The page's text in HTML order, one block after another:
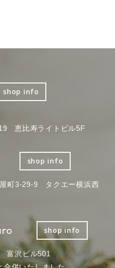
shop info
恵比寿ライトビル5F
shop info
町3-29-9 タクエー横浜西
shop info
富沢ビル501